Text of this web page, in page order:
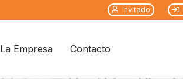
Invitado
La Empresa Contacto